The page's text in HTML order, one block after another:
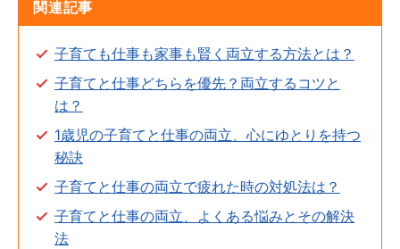
関連記事
子育ても仕事も家事も賢く両立する方法とは？
子育てと仕事どちらを優先？両立するコツと
は？
1歳児の子育てと仕事の両立、心にゆとりを持つ
秘訣
子育てと仕事の両立で疲れた時の対処法は？
子育てと仕事の両立、よくある悩みとその解決
法